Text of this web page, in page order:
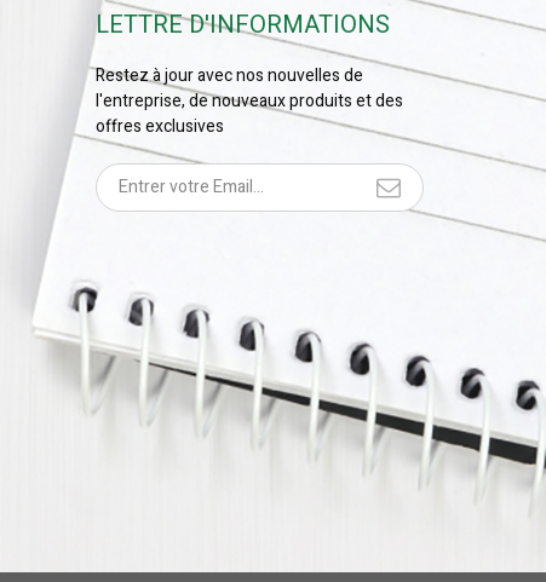
LETTRE D'INFORMATIONS
Restez à jour avec nos nouvelles de
l'entreprise, de nouveaux produits et des
offres exclusives